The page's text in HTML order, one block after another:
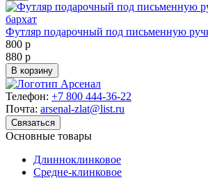
Футляр подарочный под письменную
800 р
880 р
В корзину
Телефон: +7 800 444-36-22
Почта: arsenal-zlat@list.ru
Связаться
Основные товары
Длинноклинковое
Средне-клинковое